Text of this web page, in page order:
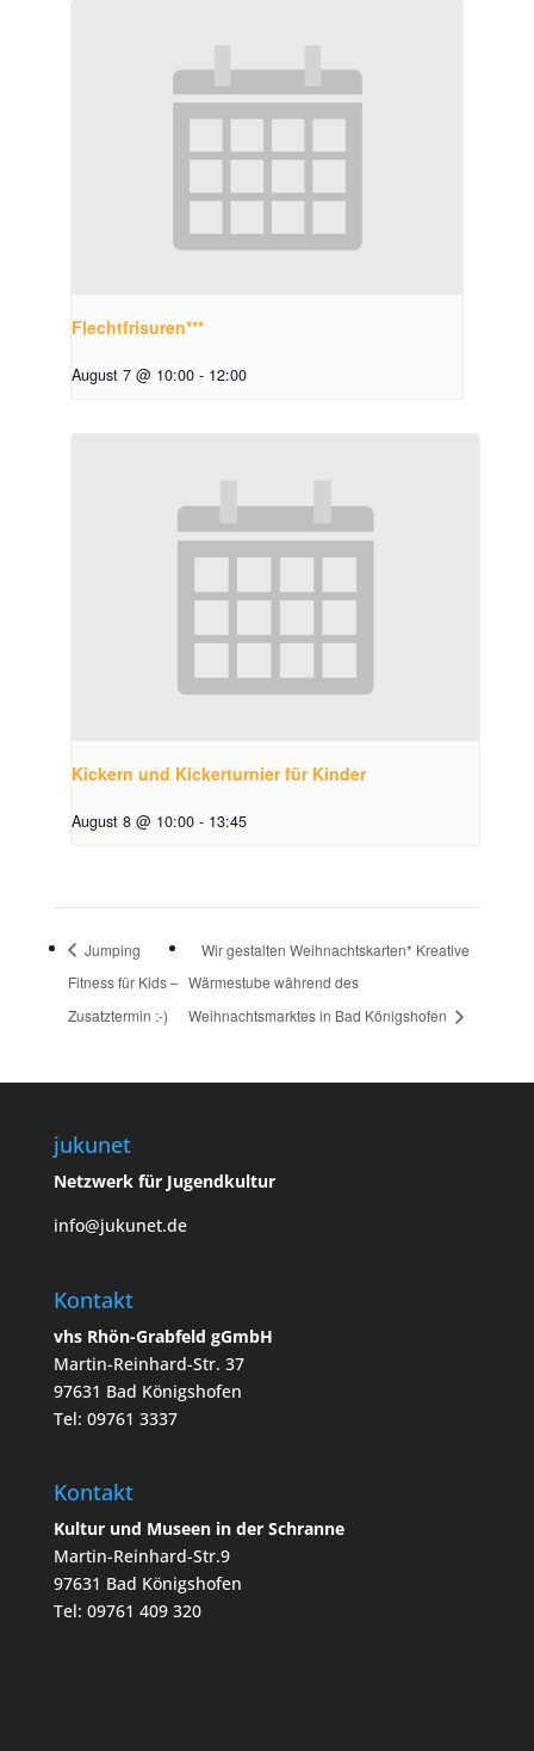
Flechtfrisuren***
August 7 @ 10:00 - 12:00
Kickern und Kickerturnier für Kinder
August 8 @ 10:00 - 13:45
Jumping
Fitness für Kids –
Zusatztermin :-)
Wir gestalten Weihnachtskarten* Kreative
Wärmestube während des
Weihnachtsmarktes in Bad Königshofen
jukunet
Netzwerk für Jugendkultur
info@jukunet.de
Kontakt
vhs Rhön-Grabfeld gGmbH
Martin-Reinhard-Str. 37
97631 Bad Königshofen
Tel: 09761 3337
Kontakt
Kultur und Museen in der Schranne
Martin-Reinhard-Str.9
97631 Bad Königshofen
Tel: 09761 409 320